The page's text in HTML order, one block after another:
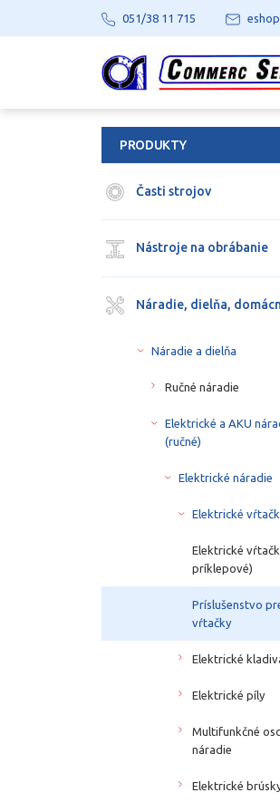
PRODUKTY
Časti strojov
Nástroje na obrábanie
Náradie, dielňa,
Náradie a dielňa
Ručné náradie
Elektrické a AKU
(ručné)
Elektrické náradie
Elektrické
Elektrické
príklepové)
Príslušenstvo
vŕtačky
Elektrické
Elektrické píly
Multifunkčné
náradie
Elektrické
051/38 11 715